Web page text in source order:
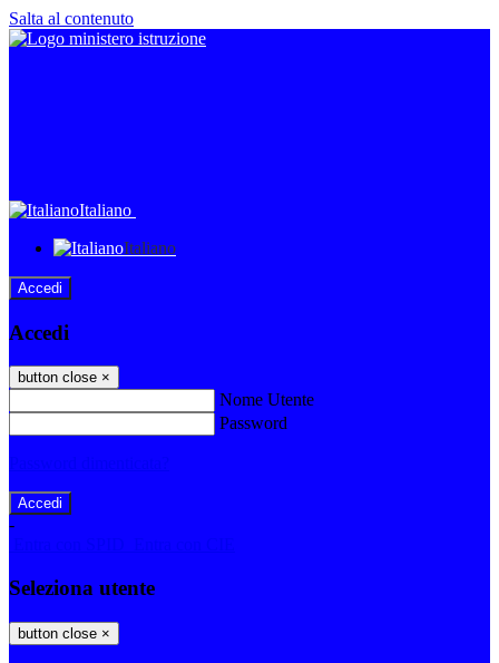
Salta al contenuto
Italiano
Italiano
Accedi
Accedi
button close ×
Nome Utente
Password
-
Seleziona utente
button close ×